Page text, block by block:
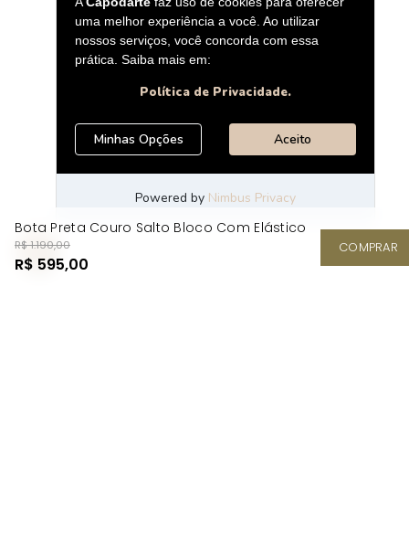
Bota Preta Couro Salto Bloco Com Elástico
R$ 1.190,00
R$ 595,00
COMPRAR